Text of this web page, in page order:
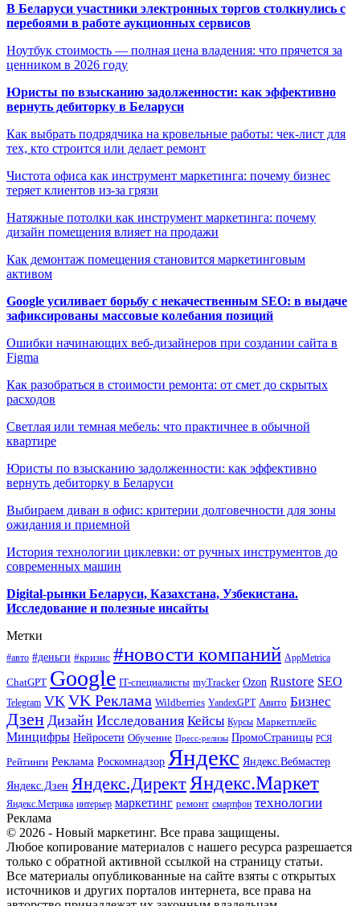
В Беларуси участники электронных торгов столкнулись с
перебоями в работе аукционных сервисов
Ноутбук стоимость — полная цена владения: что прячется за
ценником в 2026 году
Юристы по взысканию задолженности: как эффективно
вернуть дебиторку в Беларуси
Как выбрать подрядчика на кровельные работы: чек-лист для
тех, кто строится или делает ремонт
Чистота офиса как инструмент маркетинга: почему бизнес
теряет клиентов из-за грязи
Натяжные потолки как инструмент маркетинга: почему
дизайн помещения влияет на продажи
Как демонтаж помещения становится маркетинговым
активом
Google усиливает борьбу с некачественным SEO: в выдаче
зафиксированы массовые колебания позиций
Ошибки начинающих веб-дизайнеров при создании сайта в
Figma
Как разобраться в стоимости ремонта: от смет до скрытых
расходов
Светлая или темная мебель: что практичнее в обычной
квартире
Юристы по взысканию задолженности: как эффективно
вернуть дебиторку в Беларуси
Выбираем диван в офис: критерии долговечности для зоны
ожидания и приемной
История технологии циклевки: от ручных инструментов до
современных машин
Digital-рынки Беларуси, Казахстана, Узбекистана.
Исследование и полезные инсайты
Метки
#авто #деньги #кризис #новости компаний AppMetrica
ChatGPT Google IT-специалисты myTracker Ozon Rustore SEO
Telegram VK VK Реклама Wildberries YandexGPT Авито Бизнес
Дзен Дизайн Исследования Кейсы Курсы Маркетплейс
Минцифры Нейросети Обучение Пресс-релизы ПромоСтраницы РСЯ
Рейтинги Реклама Роскомнадзор Яндекс Яндекс.Вебмастер
Яндекс.Дзен Яндекс.ДиректЯндекс.Маркет
Яндекс.Метрика интерьер маркетинг ремонт смартфон технологии
Реклама
© 2026 - Новый маркетинг. Все права защищены.
Любое копирование материалов с нашего ресурса разрешается
только с обратной активной ссылкой на страницу статьи.
Все материалы опубликованные на сайте взяты с открытых
источников и других порталов интернета, все права на